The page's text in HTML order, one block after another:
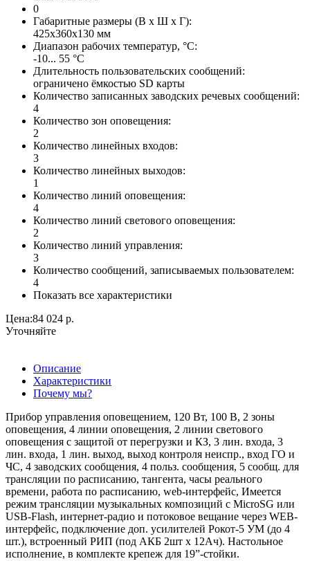
0
Габаритные размеры (В х Ш х Г):
425x360x130 мм
Диапазон рабочих температур, °C:
-10... 55 °С
Длительность пользовательских сообщений:
ограничено ёмкостью SD карты
Количество записанных заводских речевых сообщений:
4
Количество зон оповещения:
2
Количество линейных входов:
3
Количество линейных выходов:
1
Количество линий оповещения:
4
Количество линий светового оповещения:
2
Количество линий управления:
3
Количество сообщений, записываемых пользователем:
4
Показать все характеристики
Цена:84 024 р.
Уточняйте
Описание
Характеристики
Почему мы?
Прибор управления оповещением, 120 Вт, 100 В, 2 зоны
оповещения, 4 линии оповещения, 2 линии светового
оповещения с защитой от перегрузки и КЗ, 3 лин. входа, 3
лин. входа, 1 лин. выход, выход контроля неиспр., вход ГО и
ЧС, 4 заводских сообщения, 4 польз. сообщения, 5 сообщ. для
трансляции по расписанию, тангента, часы реального
времени, работа по расписанию, web-интерфейс, Имеется
режим трансляции музыкальных композиций с MicroSG или
USB-Flash, интернет-радио и потоковое вещание через WEB-
интерфейс, подключение доп. усилителей Рокот-5 УМ (до 4
шт.), встроенный РИП (под АКБ 2шт х 12Ач). Настольное
исполнение, в комплекте крепеж для 19”-стойки.